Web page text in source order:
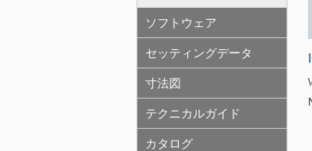
\
ソフトウェア
セッティングデータ
寸法図
テクニカルガイド
カタログ